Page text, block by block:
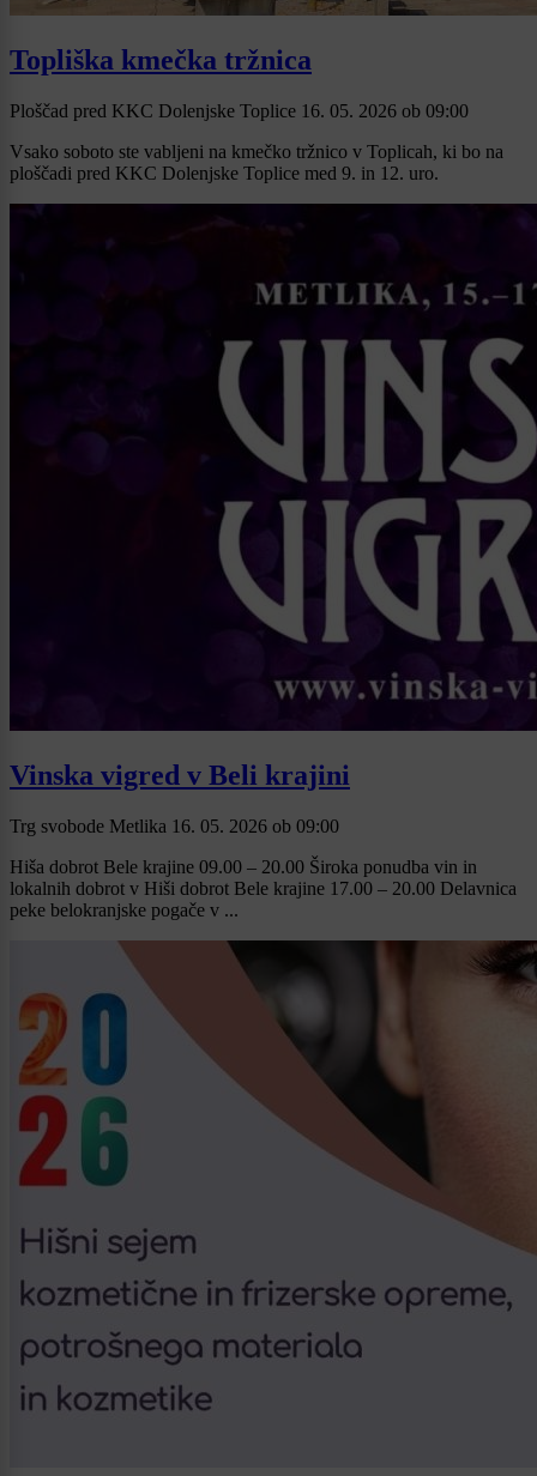
Topliška kmečka tržnica
Ploščad pred KKC Dolenjske Toplice 16. 05. 2026 ob 09:00
Vsako soboto ste vabljeni na kmečko tržnico v Toplicah, ki bo na
ploščadi pred KKC Dolenjske Toplice med 9. in 12. uro.
Vinska vigred v Beli krajini
Trg svobode Metlika 16. 05. 2026 ob 09:00
Hiša dobrot Bele krajine 09.00 – 20.00 Široka ponudba vin in
lokalnih dobrot v Hiši dobrot Bele krajine 17.00 – 20.00 Delavnica
peke belokranjske pogače v ...